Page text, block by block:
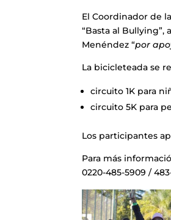
El Coordinador de
“Basta al
Menéndez “por
La bicicleteada se
circuito 1K para
circuito 5K para
Los participantes
Para más
0220-485-5909 /